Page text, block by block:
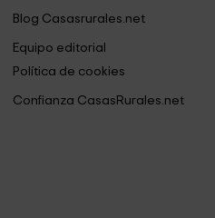
Blog Casasrurales.net
Equipo editorial
Política de cookies
Confianza CasasRurales.net